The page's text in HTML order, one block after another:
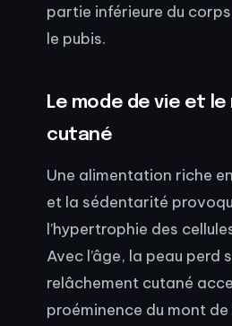
partie inférieure du
le pubis.
Le mode de vie et
cutané
Une alimentation riche
et la sédentarité
l’hypertrophie des
Avec l’âge, la peau perd
relâchement cutané
proéminence du mont de